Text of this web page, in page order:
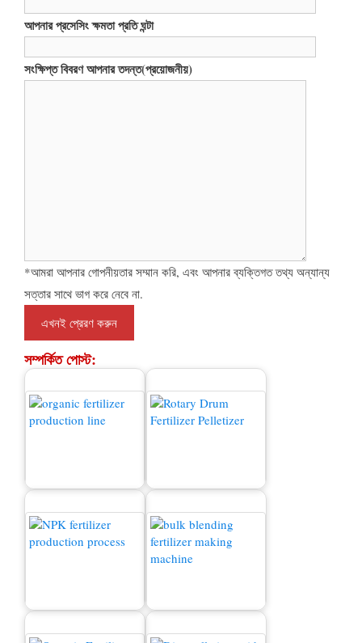
আপনার প্রসেসিং ক্ষমতা প্রতি ঘন্টা
সংক্ষিপ্ত বিবরণ আপনার তদন্ত(প্রয়োজনীয়)
*আমরা আপনার গোপনীয়তার সম্মান করি, এবং আপনার ব্যক্তিগত তথ্য অন্যান্য
সত্তার সাথে ভাগ করে নেবে না.
সম্পর্কিত পোস্ট: